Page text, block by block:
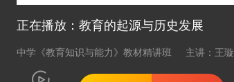
正在播放：教育的起源与历史发展
中学《教育知识与能力》教材精讲班 主讲：王璇